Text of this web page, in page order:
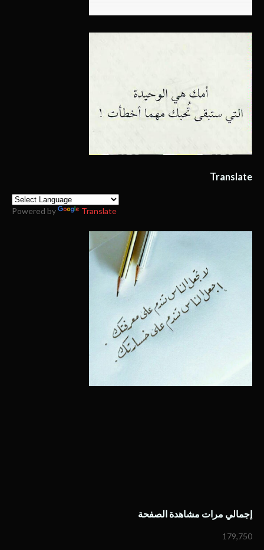
Translate
Powered by Translate
إجمالي مرات مشاهدة الصفحة
179,750